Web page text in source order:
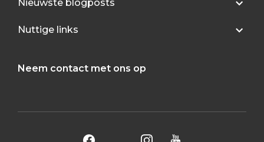
Nieuwste blogposts
Nuttige links
Neem contact met ons op